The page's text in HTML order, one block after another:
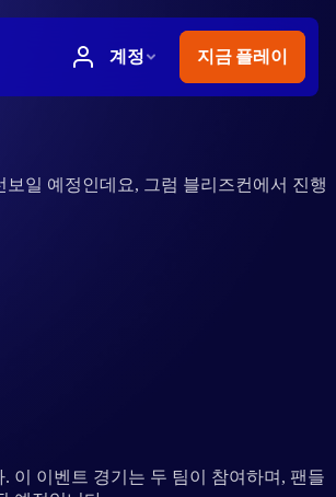
일 예정인데요, 그럼 블리즈컨에서 진행
이 이벤트 경기는 두 팀이 참여하며, 팬들